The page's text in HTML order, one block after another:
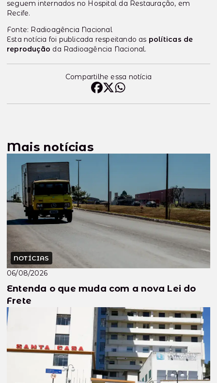
seguem internados no Hospital da Restauração, em
Recife.
Fonte: Radioagência Nacional
Esta notícia foi publicada respeitando as políticas de
reprodução da Radioagência Nacional.
Compartilhe essa notícia
Mais notícias
NOTÍCIAS
06/08/2026
Entenda o que muda com a nova Lei do
Frete